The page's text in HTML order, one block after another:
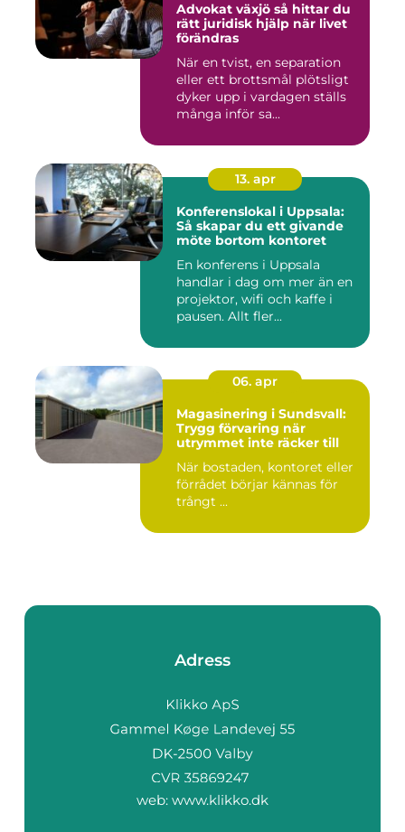
Advokat växjö så hittar du
rätt juridisk hjälp när livet
förändras
När en tvist, en separation
eller ett brottsmål plötsligt
dyker upp i vardagen ställs
många inför sa...
13. apr
Konferenslokal i Uppsala:
Så skapar du ett givande
möte bortom kontoret
En konferens i Uppsala
handlar i dag om mer än en
projektor, wifi och kaffe i
pausen. Allt fler...
06. apr
Magasinering i Sundsvall:
Trygg förvaring när
utrymmet inte räcker till
När bostaden, kontoret eller
förrådet börjar kännas för
trångt ...
Adress
web: www.klikko.dk